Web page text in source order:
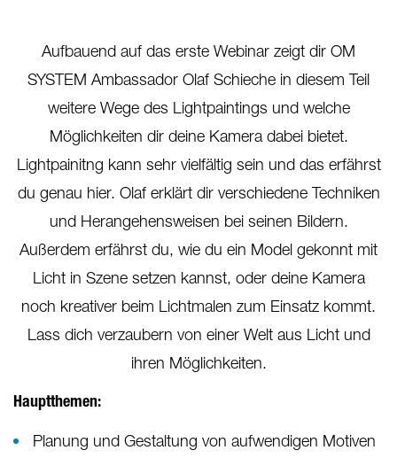
Aufbauend auf das erste Webinar zeigt dir OM
SYSTEM Ambassador Olaf Schieche in diesem Teil
weitere Wege des Lightpaintings und welche
Möglichkeiten dir deine Kamera dabei bietet.
Lightpainitng kann sehr vielfältig sein und das erfährst
du genau hier. Olaf erklärt dir verschiedene Techniken
und Herangehensweisen bei seinen Bildern.
Außerdem erfährst du, wie du ein Model gekonnt mit
Licht in Szene setzen kannst, oder deine Kamera
noch kreativer beim Lichtmalen zum Einsatz kommt.
Lass dich verzaubern von einer Welt aus Licht und
ihren Möglichkeiten.
Hauptthemen:
Planung und Gestaltung von aufwendigen Motiven